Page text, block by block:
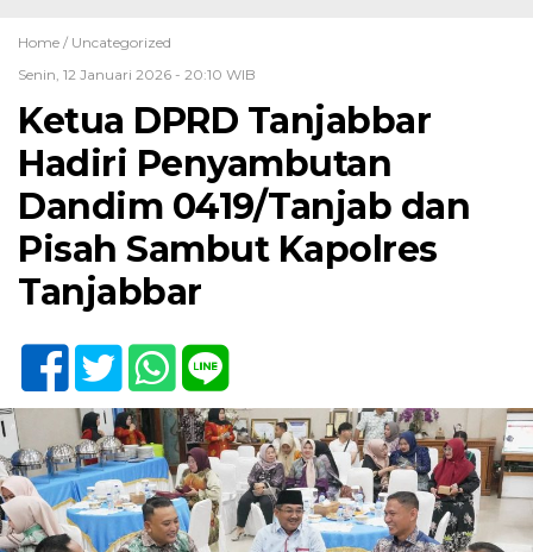
Home / Uncategorized
Senin, 12 Januari 2026 - 20:10 WIB
Ketua DPRD Tanjabbar
Hadiri Penyambutan
Dandim 0419/Tanjab dan
Pisah Sambut Kapolres
Tanjabbar